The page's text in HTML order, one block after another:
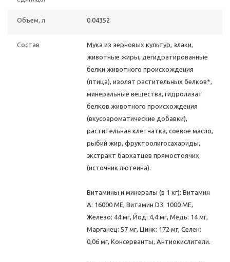
Объем, л 0.04352
Состав
Мука из зерновых культур, злаки,
животные жиры, дегидратированные
белки животного происхождения
(птица), изолят растительных белков*,
минеральные вещества, гидролизат
белков животного происхождения
(вкусоароматические добавки),
растительная клетчатка, соевое масло,
рыбий жир, фруктоолигосахариды,
экстракт бархатцев прямостоячих
(источник лютеина).
Витамины и минералы (в 1 кг): Витамин
A: 16000 ME, Витамин D3: 1000 ME,
Железо: 44 мг, Йод: 4,4 мг, Медь: 14 мг,
Марганец: 57 мг, Цинк: 172 мг, Ceлeн:
0,06 мг, Консерванты, Антиокислители.